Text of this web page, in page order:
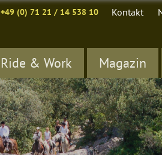
+49 (0) 71 21 / 14 538 10 Kontakt
Ride & Work Magazin